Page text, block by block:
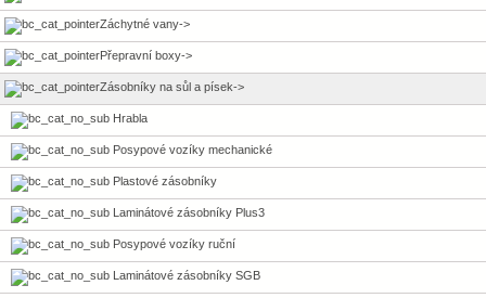
Záchytné vany->
Přepravní boxy->
Zásobníky na sůl a písek->
Hrabla
Posypové vozíky mechanické
Plastové zásobníky
Laminátové zásobníky Plus3
Posypové vozíky ruční
Laminátové zásobníky SGB